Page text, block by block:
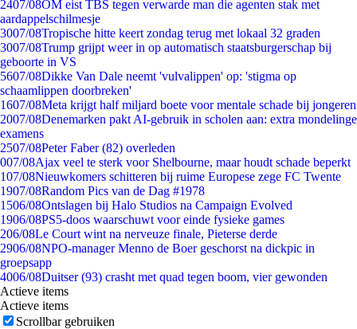
2407/08OM eist TBS tegen verwarde man die agenten stak met
aardappelschilmesje
3007/08Tropische hitte keert zondag terug met lokaal 32 graden
3007/08Trump grijpt weer in op automatisch staatsburgerschap bij
geboorte in VS
5607/08Dikke Van Dale neemt 'vulvalippen' op: 'stigma op
schaamlippen doorbreken'
1607/08Meta krijgt half miljard boete voor mentale schade bij jongeren
2007/08Denemarken pakt AI-gebruik in scholen aan: extra mondelinge
examens
2507/08Peter Faber (82) overleden
007/08Ajax veel te sterk voor Shelbourne, maar houdt schade beperkt
107/08Nieuwkomers schitteren bij ruime Europese zege FC Twente
1907/08Random Pics van de Dag #1978
1506/08Ontslagen bij Halo Studios na Campaign Evolved
1906/08PS5-doos waarschuwt voor einde fysieke games
206/08Le Court wint na nerveuze finale, Pieterse derde
2906/08NPO-manager Menno de Boer geschorst na dickpic in
groepsapp
4006/08Duitser (93) crasht met quad tegen boom, vier gewonden
Actieve items
Actieve items
Scrollbar gebruiken